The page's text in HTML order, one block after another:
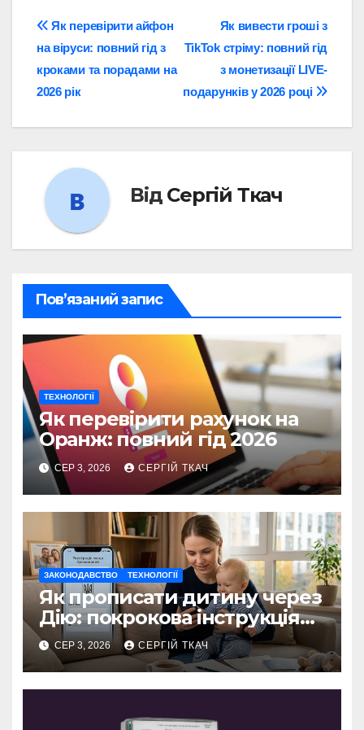
Навігація
записів
Як вивести гроші з
TikTok стріму: повний гід
з монетизації LIVE-
подарунків у 2026 році
Як перевірити айфон
на віруси: повний гід з
кроками та порадами на
2026 рік
Від Сергій Ткач
Пов’язаний запис
ТЕХНОЛОГІЇ
Як перевірити рахунок на
Оранж: повний гід 2026
СЕР 3, 2026 СЕРГІЙ ТКАЧ
ЗАКОНОДАВСТВО ТЕХНОЛОГІЇ
Як прописати дитину через
Дію: покрокова інструкція
2026
СЕР 3, 2026 СЕРГІЙ ТКАЧ